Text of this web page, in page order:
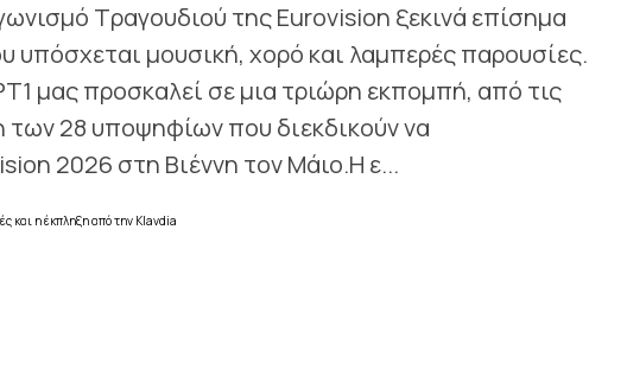
Τραγουδιού της Eurovision ξεκινά επίσημα
υπόσχεται μουσική, χορό και λαμπερές παρουσίες.
μας προσκαλεί σε μια τριώρη εκπομπή, από τις
28 υποψηφίων που διεκδικούν να
2026 στη Βιέννη τον Μάιο.Η ε...